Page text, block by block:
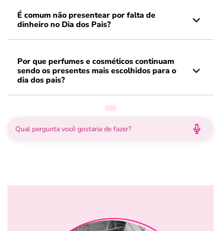
É comum não presentear por falta de
dinheiro no Dia dos Pais?
Por que perfumes e cosméticos continuam
sendo os presentes mais escolhidos para o
dia dos pais?